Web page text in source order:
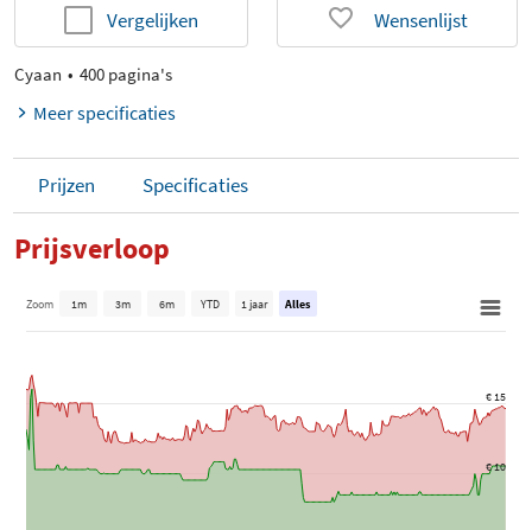
Vergelijken Wensenlijst
Cyaan 400 pagina's
Meer specificaties
Prijzen Specificaties
Prijsverloop
€ 10
€ 15
Zoom 1m 3m 6m YTD 1 jaar Alles